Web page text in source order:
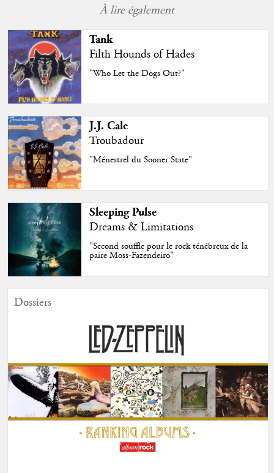
À lire également
Tank
Filth Hounds of Hades
"Who Let the Dogs Out?"
J.J. Cale
Troubadour
"Ménestrel du Sooner State"
Sleeping Pulse
Dreams & Limitations
"Second souffle pour le rock ténébreux de la
paire Moss-Fazendeiro"
Dossiers